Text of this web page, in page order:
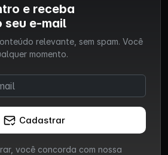
e receba
seu e-mail
relevante, sem spam. Você
momento.
Cadastrar
você concorda com nossa